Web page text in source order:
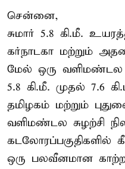
சென்னை,
சுமார் 5.8 கி.மீ.
கர்நாடகா மற்றும்
மேல் ஒரு வளிமண்டல
5.8 கி.மீ. முதல் 7.6
தமிழகம் மற்றும்
வளிமண்டல சுழற்சி
கடலோரப்பகுதிகளில்
ஒரு பலவீனமான